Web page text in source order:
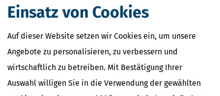
Einsatz von Cookies
Auf dieser Website setzen wir Cookies ein, um unsere
Angebote zu personalisieren, zu verbessern und
wirtschaftlich zu betreiben. Mit Bestätigung Ihrer
Auswahl willigen Sie in die Verwendung der gewählten
erforderliche Anhörung erlassen, ist dieser nicht nach
nichtig, es handelt sich um einen heilbaren Verfahrensfehler.
erforderliche Anhörung kann gem.
§ 126 Abs. 1 Nr. 3
nachgeholt werden.6
Der Beteiligte kann nicht die Aufhebung des
Verwaltungsakts allein wegen des Verstoßes gegen§ 91 AO
§ 87a AOund AEAO zu § 87a zu beachten.